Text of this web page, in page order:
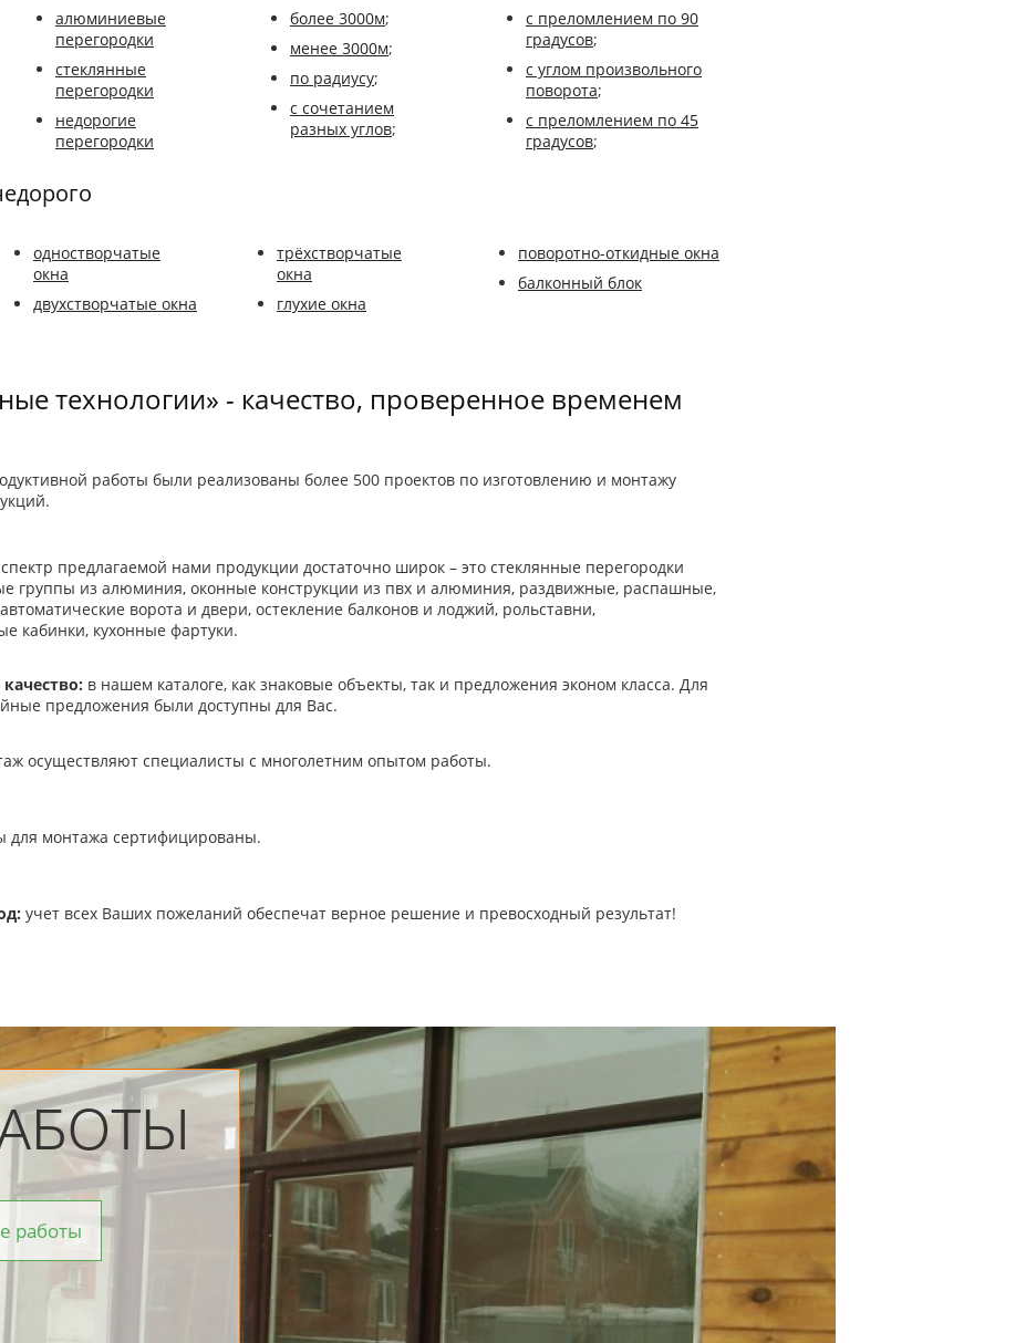
алюминиевые
перегородки
стеклянные
перегородки
недорогие
перегородки
более 3000м;
менее 3000м;
по радиусу;
с сочетанием
разных углов;
с преломлением по 90
градусов;
с углом произвольного
поворота;
с преломлением по 45
градусов;
одностворчатые
окна
двухстворчатые окна
трёхстворчатые
окна
глухие окна
поворотно-откидные окна
балконный блок
технологии» - качество, проверенное временем
работы были реализованы более 500 проектов по изготовлению и монтажу
спектр предлагаемой нами продукции достаточно широк – это стеклянные перегородки
группы из алюминия, оконные конструкции из пвх и алюминия, раздвижные, распашные,
ворота и двери, остекление балконов и лоджий, рольставни,
кабинки, кухонные фартуки.
в нашем каталоге, как знаковые объекты, так и предложения эконом класса. Для
предложения были доступны для Вас.
осуществляют специалисты с многолетним опытом работы.
для монтажа сертифицированы.
учет всех Ваших пожеланий обеспечат верное решение и превосходный результат!
работы